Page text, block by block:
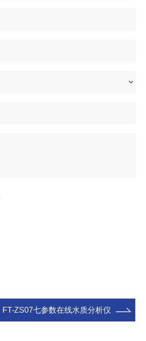
FT-ZS07七参数在线水质分析仪